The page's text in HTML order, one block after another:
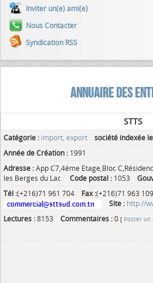
Inviter un(e) ami(e)
Nous Contacter
Syndication RSS
ANNUAIRE DES
STTS
Catégorie : import, export société indexée
Année de Création : 1991
Adresse :App C7,4éme Etage,Bloc
les Berges du Lac
Code postal : 1053
Tél :(+216)71 961 704 Fax :(+216)71 963 109
Site : http://
Lectures :8153 Commentaires :0 [ Poster un